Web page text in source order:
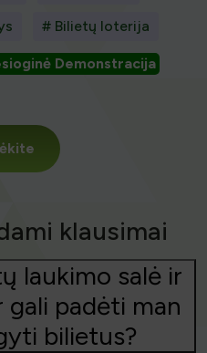
# Bilietų loterija
Demonstracija
klausimai
laukimo salė ir
gali padėti man
bilietus?